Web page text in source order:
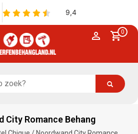
0
City Romance Behang